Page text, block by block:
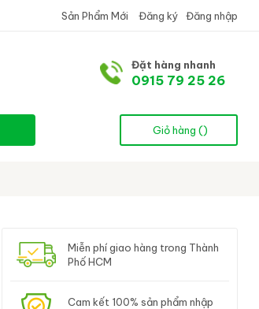
Đăng ký Đăng nhập
Sản Phẩm Mới
Đặt hàng nhanh
0915 79 25 26
Giỏ hàng ()
Miễn phí giao hàng trong Thành
Phố HCM
Cam kết 100% sản phẩm nhập